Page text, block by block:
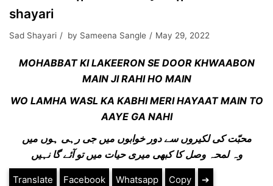
shayari
Sad Shayari by Sameena Sangle May 29, 2022
MOHABBAT KI LAKEERON SE DOOR KHWAABON
MAIN JI RAHI HO MAIN
WO LAMHA WASL KA KABHI MERI HAYAAT MAIN TO
AAYE GA NAHI
محبّت کی لکیروں سے دور خوابوں میں جی رہی ہوں میں
وہ لمحہ وصل کا کبھی میری حیات میں تو آئے گا نہیں
Translate Facebook Whatsapp Copy ➔